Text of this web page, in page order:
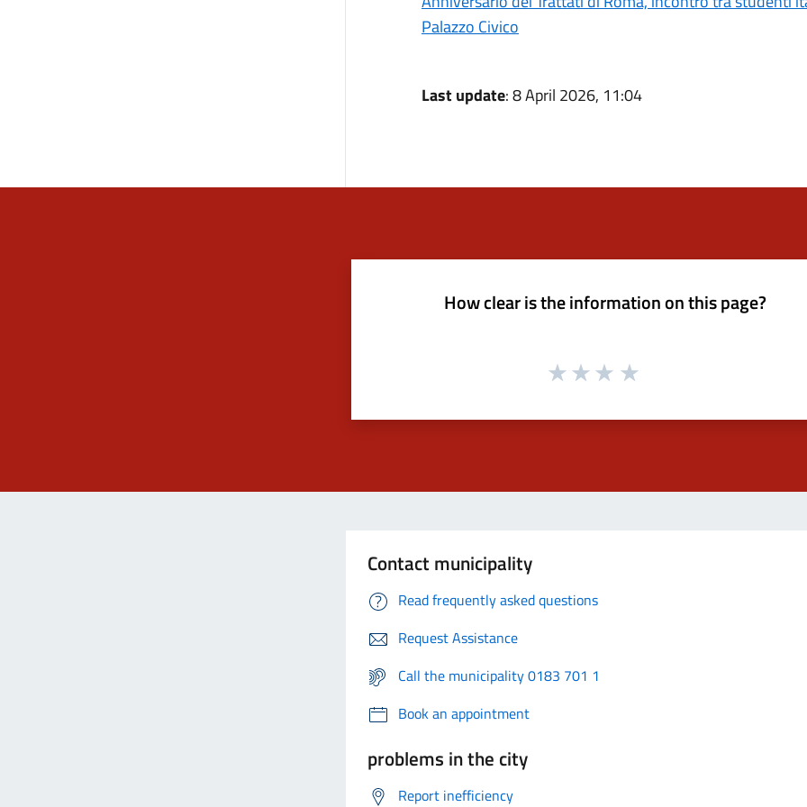
Palazzo Civico
Last update: 8 April 2026, 11:04
How clear is the information on this page?
Contact municipality
Read frequently asked questions
Request Assistance
Call the municipality 0183 701 1
Book an appointment
problems in the city
Report inefficiency